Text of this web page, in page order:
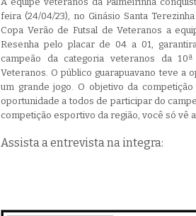
feira (24/04/23), no Ginásio Santa
Copa Verão de Futsal de Veteranos a
Resenha pelo placar de 04 a 01,
campeão da categoria veteranos da
Veteranos. O público guarapuavano teve a
um grande jogo. O objetivo da
oportunidade a todos de participar do
competição esportivo da região, você só vê
Assista a entrevista na integra: